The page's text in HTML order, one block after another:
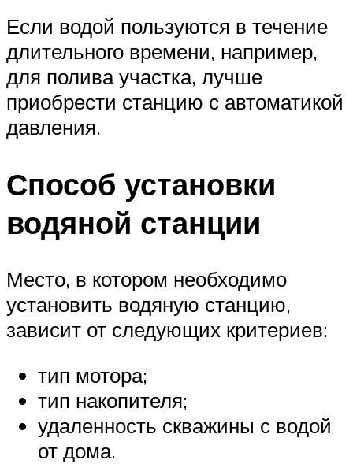
Если водой пользуются в течение
длительного времени, например,
для полива участка, лучше
приобрести станцию с автоматикой
давления.
Способ установки
водяной станции
Место, в котором необходимо
установить водяную станцию,
зависит от следующих критериев:
тип мотора;
тип накопителя;
удаленность скважины с водой
от дома.